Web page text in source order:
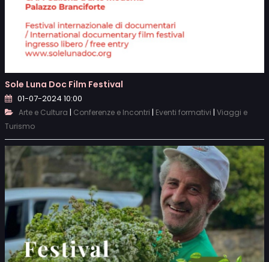
Sole Luna Doc Film Festival
01-07-2024 10:00
Arte e Cultura | Conferenze e Incontri | Eventi formativi | Viaggi e
Turismo